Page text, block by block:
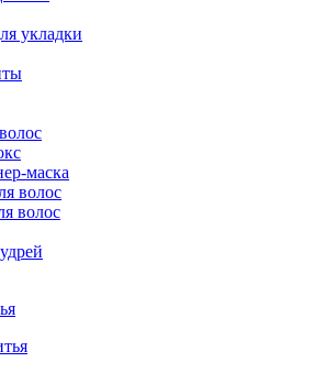
укладки
маска
волос
волос